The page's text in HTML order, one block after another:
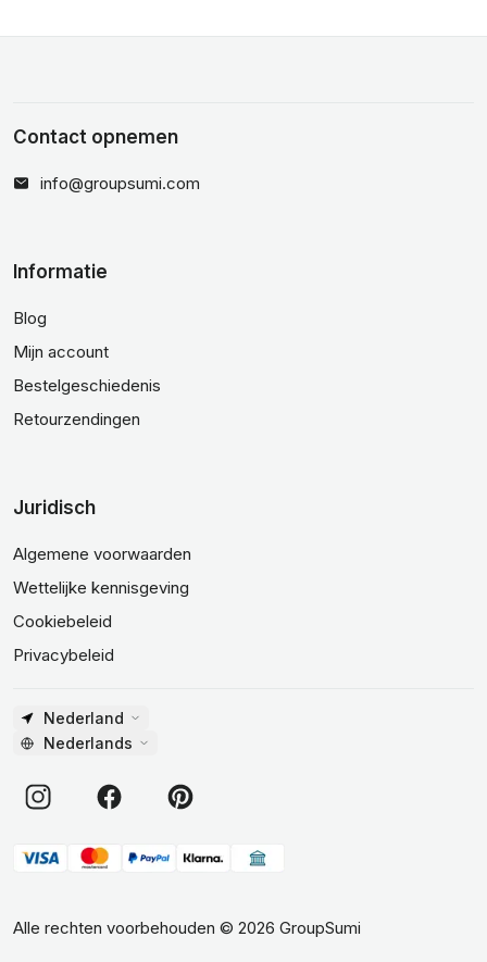
Contact opnemen
info@groupsumi.com
Informatie
Blog
Mijn account
Bestelgeschiedenis
Retourzendingen
Juridisch
Algemene voorwaarden
Wettelijke kennisgeving
Cookiebeleid
Privacybeleid
Nederland
Nederlands
Alle rechten voorbehouden © 2026 GroupSumi